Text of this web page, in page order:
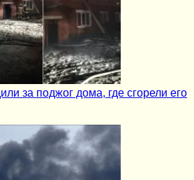
за поджог дома, где сгорели его